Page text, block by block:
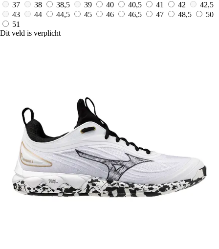
37
38 38,5 39 40 40,5 41 42
42,5
43
44 44,5 45 46 46,5 47 48,5
50
51
Dit veld is verplicht